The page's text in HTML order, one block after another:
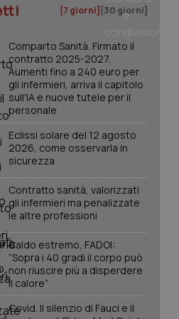
[7 giorni] [30 giorni]
Comparto Sanità. Firmato il
contratto 2025-2027.
Aumenti fino a 240 euro per
gli infermieri, arriva il capitolo
sull'IA e nuove tutele per il
personale
Eclissi solare del 12 agosto
2026, come osservarla in
sicurezza
Contratto sanità, valorizzati
gli infermieri ma penalizzate
le altre professioni
Caldo estremo, FADOI:
“Sopra i 40 gradi il corpo può
non riuscire più a disperdere
il calore”
Covid. Il silenzio di Fauci e il